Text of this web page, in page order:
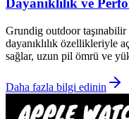
Dayanıklılık ve
Grundig outdoor
dayanıklılık özellikleriyle
sağlar, uzun pil ömrü ve
Daha fazla bilgi edinin